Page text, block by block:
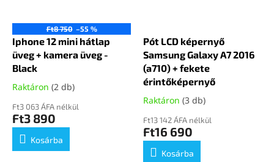
Ft8 750 –55 %
Iphone 12 mini hátlap
üveg + kamera üveg -
Black
Raktáron (2 db)
Ft3 063 ÁFA nélkül
Ft3 890
Kosárba
Pót LCD képernyő
Samsung Galaxy A7 2016
(a710) + fekete
érintőképernyő
Raktáron (3 db)
Ft13 142 ÁFA nélkül
Ft16 690
Kosárba